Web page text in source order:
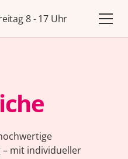
8 - 17 Uhr
mit individueller